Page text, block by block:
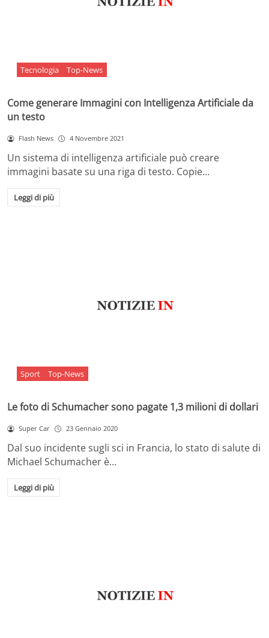
Tecnologia Top-News
Come generare Immagini con Intelligenza Artificiale da
un testo
Flash News 4 Novembre 2021
Un sistema di intelligenza artificiale può creare
immagini basate su una riga di testo. Copie…
Leggi di più
Sport Top-News
Le foto di Schumacher sono pagate 1,3 milioni di dollari
Super Car 23 Gennaio 2020
Dal suo incidente sugli sci in Francia, lo stato di salute di
Michael Schumacher è…
Leggi di più